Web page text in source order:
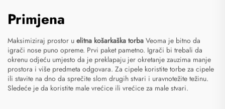
Primjena
Maksimiziraj prostor u elitna košarkaška torba Veoma je bitno da
igrači nose puno opreme. Prvi paket pametno. Igrači bi trebali da
okrenu odjeću umjesto da je preklapaju jer okretanje zauzima manje
prostora i više predmeta odgovara. Za cipele koristite torbe za cipele
ili stavite na dno da sprečite slom drugih stvari i uravnotežite težinu.
Sledeće je da koristite male vrećice ili vrećice za male stvari.